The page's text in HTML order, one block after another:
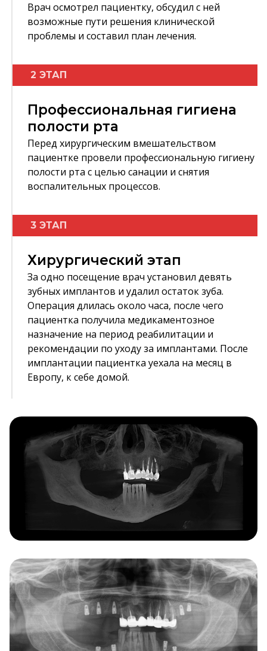
Врач осмотрел пациентку, обсудил с ней
возможные пути решения клинической
проблемы и составил план лечения.
2 ЭТАП
Профессиональная гигиена
полости рта
Перед хирургическим вмешательством
пациентке провели профессиональную гигиену
полости рта с целью санации и снятия
воспалительных процессов.
3 ЭТАП
Хирургический этап
За одно посещение врач установил девять
зубных имплантов и удалил остаток зуба.
Операция длилась около часа, после чего
пациентка получила медикаментозное
назначение на период реабилитации и
рекомендации по уходу за имплантами. После
имплантации пациентка уехала на месяц в
Европу, к себе домой.